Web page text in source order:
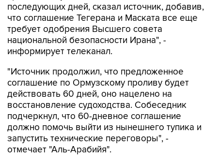
последующих дней, сказал источник, добавив,
что соглашение Тегерана и Маската все еще
требует одобрения Высшего совета
национальной безопасности Ирана", -
информирует телеканал.
"Источник продолжил, что предложенное
соглашение по Ормузскому проливу будет
действовать 60 дней, оно нацелено на
восстановление судоходства. Собеседник
подчеркнул, что 60-дневное соглашение
должно помочь выйти из нынешнего тупика и
запустить технические переговоры", -
отмечает "Аль-Арабийя".